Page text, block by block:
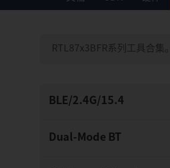
RTL87x3BFR系列工具合集。
BLE/​2.4G/​15.4
Dual-​Mode BT